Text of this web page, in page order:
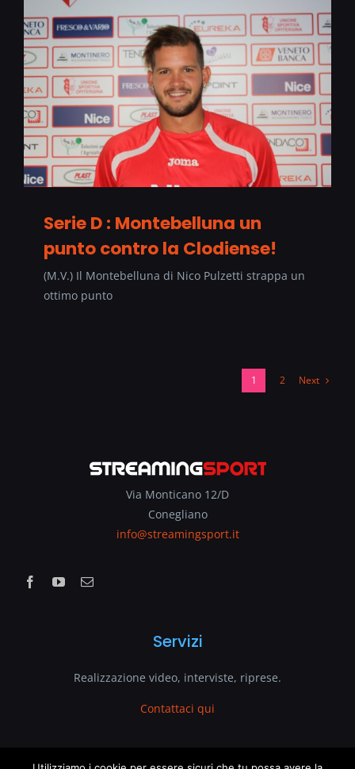
Serie D : Montebelluna un
punto contro la Clodiense!
(M.V.) Il Montebelluna di Nico Pulzetti strappa un
ottimo punto
1 2 Next
Via Monticano 12/D
Conegliano
info@streamingsport.it
Servizi
Realizzazione video, interviste, riprese.
Contattaci qui